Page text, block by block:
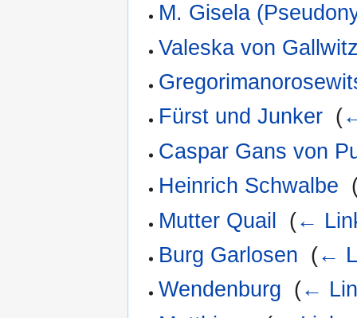
M. Gisela
Valeska von
Fürst und Junker (
Caspar Gans von
Heinrich Schwalbe
Mutter Quail
(←
Burg Garlosen (←
Wendenburg (←